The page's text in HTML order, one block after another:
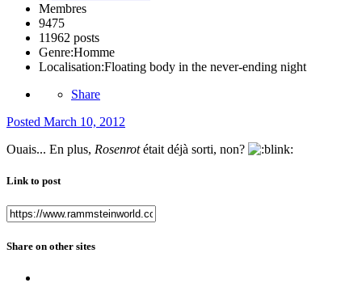
Membres
9475
11962 posts
Genre:Homme
Localisation:Floating body in the never-ending night
Share
Posted March 10, 2012
Ouais... En plus, Rosenrotétait déjà sorti, non?
Link to post
Share on other sites